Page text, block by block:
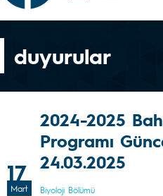
duyurular
17
Mart
2024-2025
Programı
24.03.2025
Biyoloji Bölümü